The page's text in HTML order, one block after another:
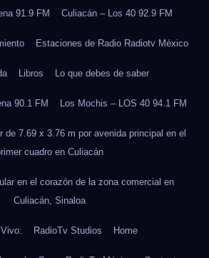
91.9 FM Culiacán – Los 40 92.9 FM
Estaciones de Radio Radiotv México
Libros Lo que debes de saber
90.1 FM Los Mochis – LOS 40 94.1 FM
de 7.69 x 3.76 m por avenida principal en el
cuadro en Culiacán
en el corazón de la zona comercial en
Culiacán, Sinaloa
RadioTv Studios Home